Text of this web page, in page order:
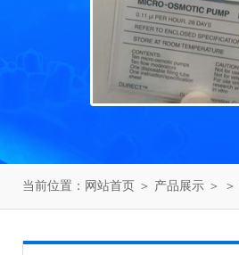
当前位置： 网站首页 ＞ 产品展示 ＞ ＞